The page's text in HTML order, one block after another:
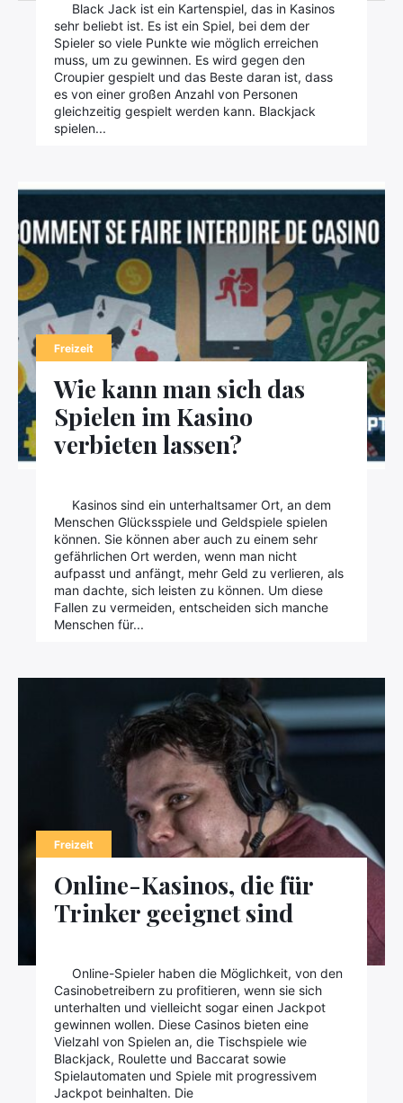
Black Jack ist ein Kartenspiel, das in Kasinos
sehr beliebt ist. Es ist ein Spiel, bei dem der
Spieler so viele Punkte wie möglich erreichen
muss, um zu gewinnen. Es wird gegen den
Croupier gespielt und das Beste daran ist, dass
es von einer großen Anzahl von Personen
gleichzeitig gespielt werden kann. Blackjack
spielen...
Freizeit
Wie kann man sich das
Spielen im Kasino
verbieten lassen?
Kasinos sind ein unterhaltsamer Ort, an dem
Menschen Glücksspiele und Geldspiele spielen
können. Sie können aber auch zu einem sehr
gefährlichen Ort werden, wenn man nicht
aufpasst und anfängt, mehr Geld zu verlieren, als
man dachte, sich leisten zu können. Um diese
Fallen zu vermeiden, entscheiden sich manche
Menschen für...
Freizeit
Online-Kasinos, die für
Trinker geeignet sind
Online-Spieler haben die Möglichkeit, von den
Casinobetreibern zu profitieren, wenn sie sich
unterhalten und vielleicht sogar einen Jackpot
gewinnen wollen. Diese Casinos bieten eine
Vielzahl von Spielen an, die Tischspiele wie
Blackjack, Roulette und Baccarat sowie
Spielautomaten und Spiele mit progressivem
Jackpot beinhalten. Die